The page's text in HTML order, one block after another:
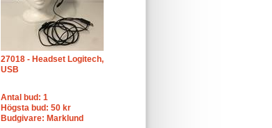
27018 - Headset Logitech,
USB
Antal bud: 1
Högsta bud: 50 kr
Budgivare: Marklund